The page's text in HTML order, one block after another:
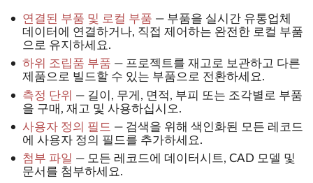
연결된 부품 및 로컬 부품 — 부품을 실시간 유통업체
데이터에 연결하거나, 직접 제어하는 완전한 로컬 부품
으로 유지하세요.
하위 조립품 부품 — 프로젝트를 재고로 보관하고 다른
제품으로 빌드할 수 있는 부품으로 전환하세요.
측정 단위 — 길이, 무게, 면적, 부피 또는 조각별로 부품
을 구매, 재고 및 사용하십시오.
사용자 정의 필드 — 검색을 위해 색인화된 모든 레코드
에 사용자 정의 필드를 추가하세요.
첨부 파일 — 모든 레코드에 데이터시트, CAD 모델 및
문서를 첨부하세요.